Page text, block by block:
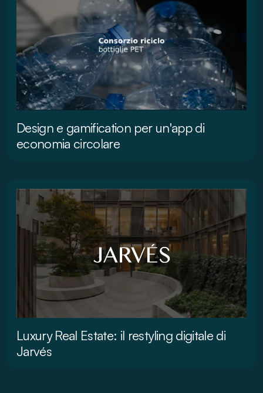
Design e gamification per un'app di
economia circolare
Luxury Real Estate: il restyling digitale di
Jarvés
Leggi di più